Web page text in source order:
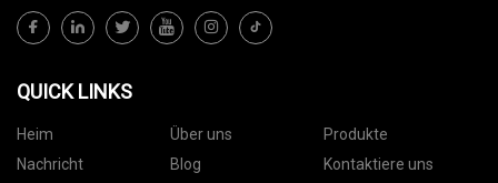
QUICK LINKS
Heim Über uns
Produkte
Nachricht
Blog
Kontaktiere uns